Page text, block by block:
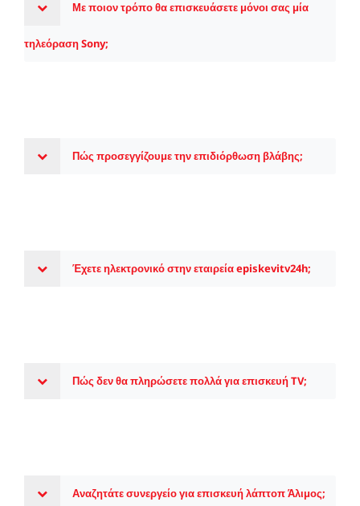
Με ποιον τρόπο θα επισκευάσετε μόνοι σας μία
τηλεόραση Sony;
Πώς προσεγγίζουμε την επιδιόρθωση βλάβης;
Έχετε ηλεκτρονικό στην εταιρεία episkevitv24h;
Πώς δεν θα πληρώσετε πολλά για επισκευή TV;
Αναζητάτε συνεργείο για επισκευή λάπτοπ Άλιμος;